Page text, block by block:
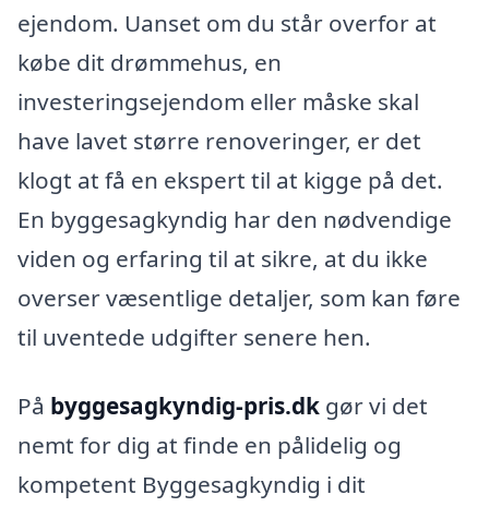
ejendom. Uanset om du står overfor at
købe dit drømmehus, en
investeringsejendom eller måske skal
have lavet større renoveringer, er det
klogt at få en ekspert til at kigge på det.
En byggesagkyndig har den nødvendige
viden og erfaring til at sikre, at du ikke
overser væsentlige detaljer, som kan føre
til uventede udgifter senere hen.
På byggesagkyndig-pris.dk gør vi det
nemt for dig at finde en pålidelig og
kompetent Byggesagkyndig i dit